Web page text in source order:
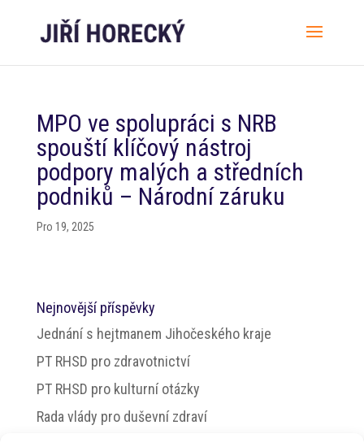
MPO ve spolupráci s NRB
spouští klíčový nástroj
podpory malých a středních
podniků – Národní záruku
Pro 19, 2025
Nejnovější příspěvky
Jednání s hejtmanem Jihočeského kraje
PT RHSD pro zdravotnictví
PT RHSD pro kulturní otázky
Rada vlády pro duševní zdraví